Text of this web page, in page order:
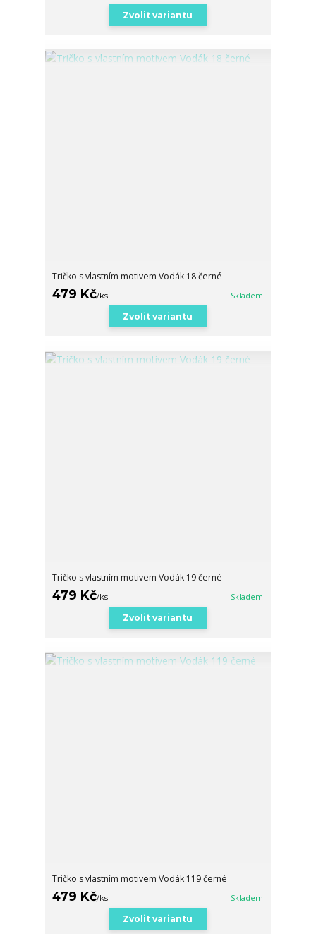
Zvolit variantu
Tričko s vlastním motivem Vodák 18 černé
479 Kč/ks Skladem
Zvolit variantu
Tričko s vlastním motivem Vodák 19 černé
479 Kč/ks Skladem
Zvolit variantu
Tričko s vlastním motivem Vodák 119 černé
479 Kč/ks Skladem
Zvolit variantu